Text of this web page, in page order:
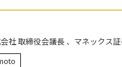
社 取締役会議長 、マネックス